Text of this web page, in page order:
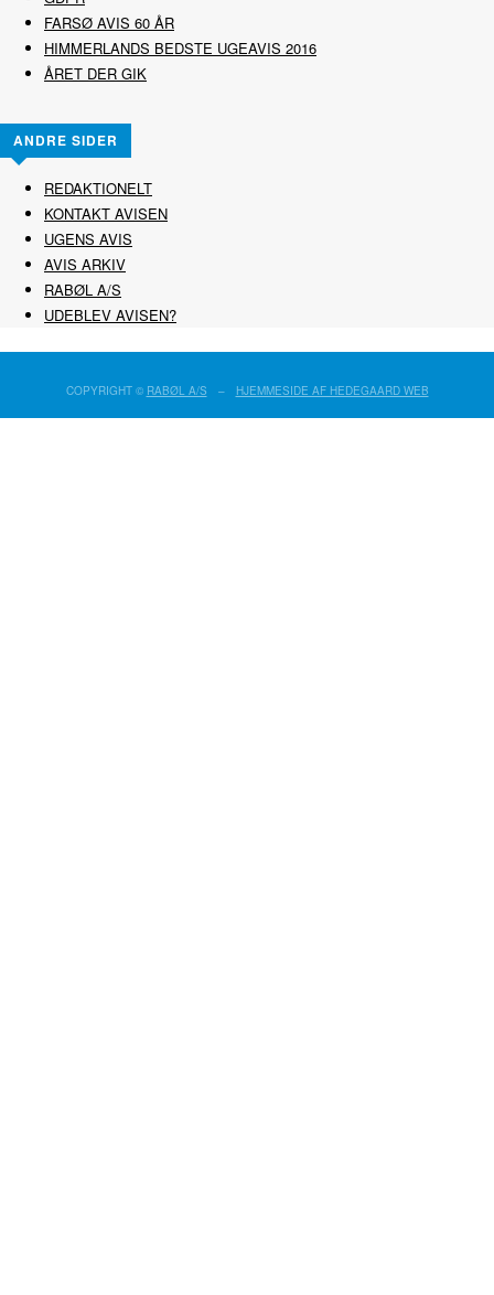
FARSØ AVIS 60 ÅR
HIMMERLANDS BEDSTE UGEAVIS 2016
ÅRET DER GIK
ANDRE SIDER
REDAKTIONELT
KONTAKT AVISEN
UGENS AVIS
AVIS ARKIV
RABØL A/S
UDEBLEV AVISEN?
COPYRIGHT © RABØL A/S – HJEMMESIDE AF HEDEGAARD WEB